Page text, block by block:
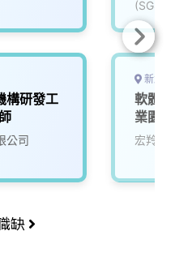
構研發工
公司
(SGS)
新北
軟體
業園區
宏羚股
缺